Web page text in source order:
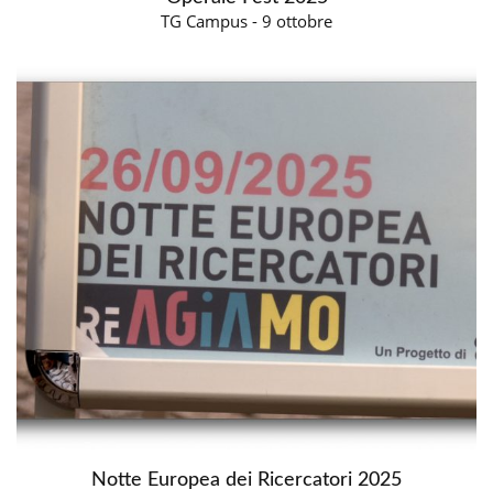
TG Campus - 9 ottobre
Notte Europea dei Ricercatori 2025